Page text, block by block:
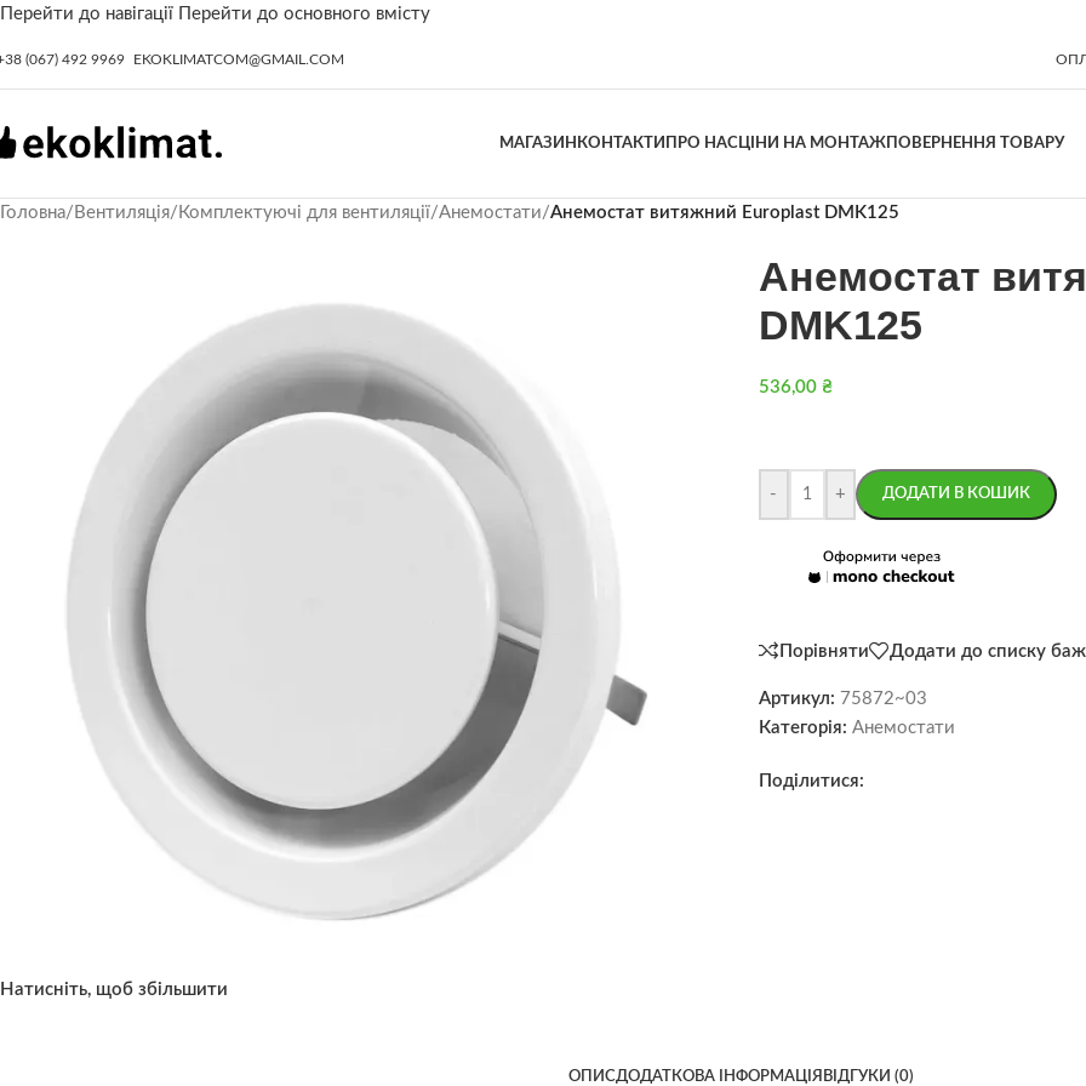
Перейти до навігації Перейти до основного вмісту
(067) 492 9969 EKOKLIMATCOM@GMAIL.COM
МАГАЗИН КОНТАКТИ ПРО НАСЦІНИ НА МОНТАЖПОВЕРНЕННЯ ТОВАРУ
Головна/ Вентиляція/ Комплектуючі для вентиляції/Анемостати/Анемостат витяжний Europlast DMK125
Натисніть, щоб збільшити
Анемостат
DMK125
536,00 ₴
- + ДОДАТИ В КОШИК
Порівняти Додати до списку
Артикул: 75872~03
Категорія: Анемостати
Поділитися:
ОПИСДОДАТКОВА ІНФОРМАЦІЯ ВІДГУКИ (0)